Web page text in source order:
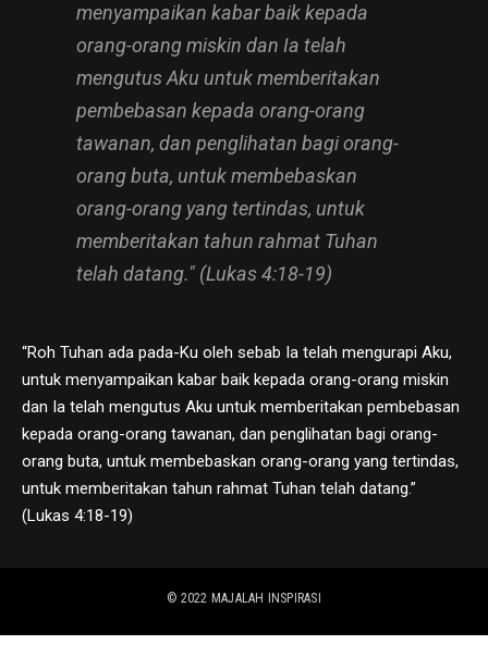
menyampaikan kabar baik kepada
orang-orang miskin dan Ia telah
mengutus Aku untuk memberitakan
pembebasan kepada orang-orang
tawanan, dan penglihatan bagi orang-
orang buta, untuk membebaskan
orang-orang yang tertindas, untuk
memberitakan tahun rahmat Tuhan
telah datang." (Lukas 4:18-19)
“Roh Tuhan ada pada-Ku oleh sebab Ia telah mengurapi Aku,
untuk menyampaikan kabar baik kepada orang-orang miskin
dan Ia telah mengutus Aku untuk memberitakan pembebasan
kepada orang-orang tawanan, dan penglihatan bagi orang-
orang buta, untuk membebaskan orang-orang yang tertindas,
untuk memberitakan tahun rahmat Tuhan telah datang.”
(Lukas 4:18-19)
© 2022 MAJALAH INSPIRASI